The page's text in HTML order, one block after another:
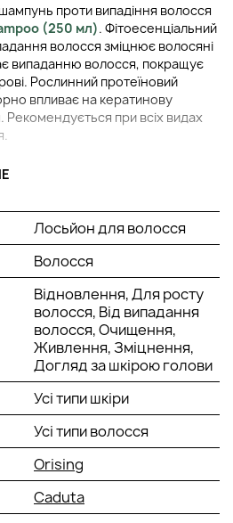
проти випадіння волосся
(250 мл). Фітоесенціальний
волосся зміцнює волосяні
випаданню волосся, покращує
Рослинний протеїновий
впливає на кератинову
Рекомендується при всіх видах
проти випадання
Lotion (100 мл)
натуральні активні речовини.
забезпечує
волосяних цибулин,
що знаходяться в телогеновій
кількість волосся, що росте.
(100мл).
шампуні можна за
Лосьйон для волосся
Волосся
Відновлення, Для росту
волосся, Від випадання
волосся, Очищення,
Живлення, Зміцнення,
Догляд за шкірою голови
Усі типи шкіри
Усі типи волосся
Orising
Caduta